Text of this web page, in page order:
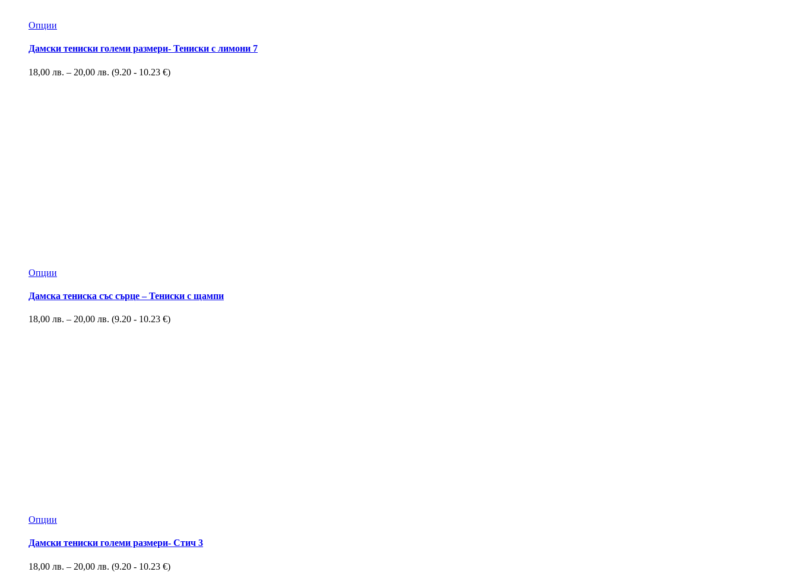
Опции
Дамски тениски големи размери- Тениски с лимони 7
18,00 лв. – 20,00 лв. (9.20 - 10.23 €)
Опции
Дамска тениска със сърце – Тениски с щампи
18,00 лв. – 20,00 лв. (9.20 - 10.23 €)
Опции
Дамски тениски големи размери- Стич 3
18,00 лв. – 20,00 лв. (9.20 - 10.23 €)